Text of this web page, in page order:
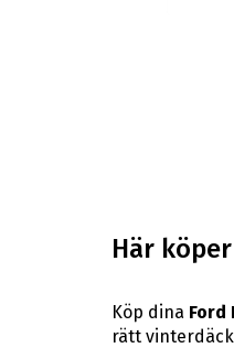
Här
Köp dina Ford
rätt